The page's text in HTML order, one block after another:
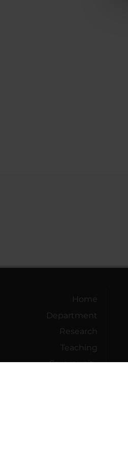
Home
Department
Research
Teaching
Community